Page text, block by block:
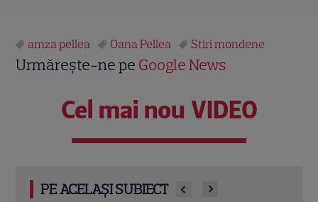
amza pellea Oana Pellea Stiri mondene
Urmărește-ne pe Google News
Cel mai nou VIDEO
PE ACELAȘI SUBIECT